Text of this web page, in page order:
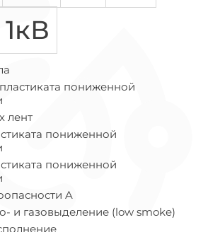
1кВ
пониженной
лент
пониженной
пониженной
A
и газовыделение (low smoke)